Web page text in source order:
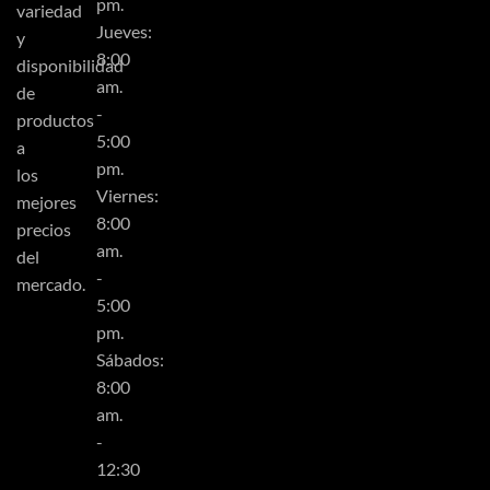
variedad
y
disponibilidad
de
productos
a
los
mejores
precios
del
mercado.
Jueves:
8:00
am.
-
5:00
pm.
Viernes:
8:00
am.
-
5:00
pm.
Sábados:
8:00
am.
-
12:30